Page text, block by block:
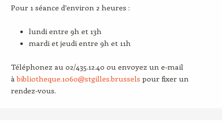
Pour 1 séance d’environ 2 heures :
lundi entre 9h et 13h
mardi et jeudi entre 9h et 11h
Téléphonez au 02/435.12.40 ou envoyez un e-mail
àbibliotheque.1060@stgilles.brussels pour fixer un
rendez-vous.